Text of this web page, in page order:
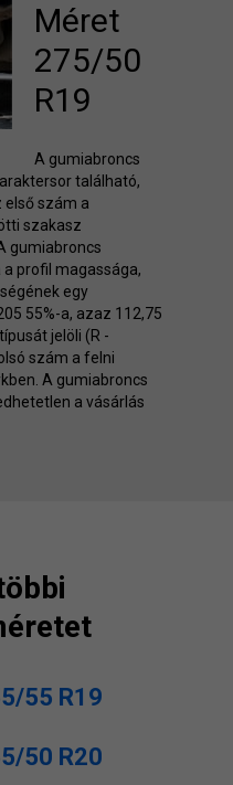
Méret
275/50
R19
A gumiabroncs
található,
első szám a
szakasz
gumiabroncs
profil magassága,
egy
55%-a, azaz 112,75
jelöli (R -
szám a felni
A gumiabroncs
a vásárlás
55 R19
50 R20